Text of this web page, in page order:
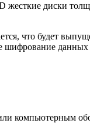
жесткие диски
что будет
данных
компьютерным